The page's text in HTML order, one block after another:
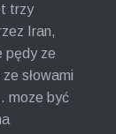
trzy
Iran,
pędy ze
słowami
moze być